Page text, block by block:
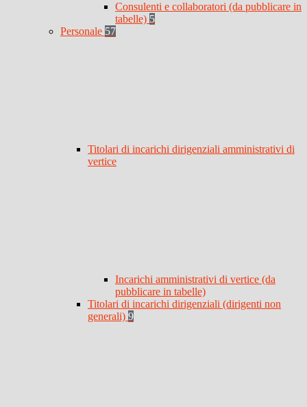
Consulenti e collaboratori (da pubblicare in
tabelle) 5
Personale 57
Titolari di incarichi dirigenziali amministrativi di
vertice
Incarichi amministrativi di vertice (da
pubblicare in tabelle)
Titolari di incarichi dirigenziali (dirigenti non
generali) 9